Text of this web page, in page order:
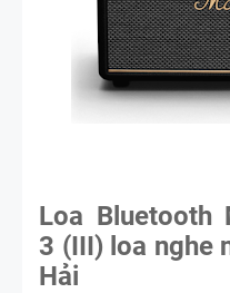
Loa Bluetooth
3 (III) loa nghe
Hải